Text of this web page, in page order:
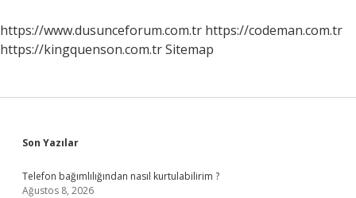
https://www.dusunceforum.com.tr https://codeman.com.tr
https://kingquenson.com.trSitemap
Sidebar
Son Yazılar
Telefon bağımlılığından nasıl kurtulabilirim ?
Ağustos 8, 2026